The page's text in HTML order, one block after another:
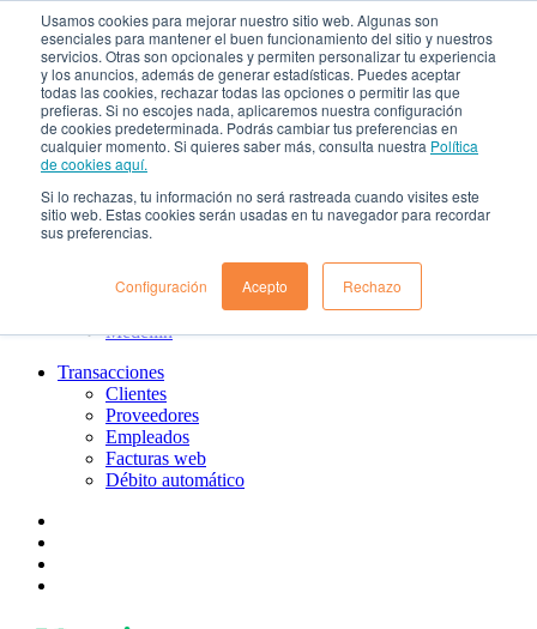
Usamos cookies para mejorar nuestro sitio web. Algunas son
esenciales para mantener el buen funcionamiento del sitio y nuestros
servicios. Otras son opcionales y permiten personalizar tu experiencia
y los anuncios, además de generar estadísticas. Puedes aceptar
todas las cookies, rechazar todas las opciones o permitir las que
prefieras. Si no escojes nada, aplicaremos nuestra configuración
de cookies predeterminada. Podrás cambiar tus preferencias en
cualquier momento. Si quieres saber más, consulta nuestra Política
de cookies aquí.
Si lo rechazas, tu información no será rastreada cuando visites este
sitio web. Estas cookies serán usadas en tu navegador para recordar
sus preferencias.
Configuración Acepto Rechazo
¿Qué es el renting?
Nosotros
Nuestra cultura
Gobierno corporativo
Política de tratamiento de datos
Ayuda
Guías de Usuario clientes
PQRs
Aprende más
¿Dónde estamos?
Bogotá
Medellin
Transacciones
Clientes
Proveedores
Empleados
Facturas web
Débito automático